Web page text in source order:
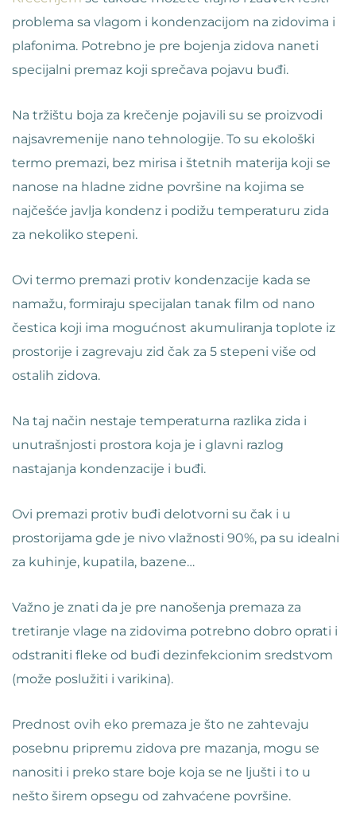
problema sa vlagom i kondenzacijom na zidovima i
plafonima. Potrebno je pre bojenja zidova naneti
specijalni premaz koji sprečava pojavu buđi.
Na tržištu boja za krečenje pojavili su se proizvodi
najsavremenije nano tehnologije. To su ekološki
termo premazi, bez mirisa i štetnih materija koji se
nanose na hladne zidne površine na kojima se
najčešće javlja kondenz i podižu temperaturu zida
za nekoliko stepeni.
Ovi termo premazi protiv kondenzacije kada se
namažu, formiraju specijalan tanak film od nano
čestica koji ima mogućnost akumuliranja toplote iz
prostorije i zagrevaju zid čak za 5 stepeni više od
ostalih zidova.
Na taj način nestaje temperaturna razlika zida i
unutrašnjosti prostora koja je i glavni razlog
nastajanja kondenzacije i buđi.
Ovi premazi protiv buđi delotvorni su čak i u
prostorijama gde je nivo vlažnosti 90%, pa su idealni
za kuhinje, kupatila, bazene…
Važno je znati da je pre nanošenja premaza za
tretiranje vlage na zidovima potrebno dobro oprati i
odstraniti fleke od buđi dezinfekcionim sredstvom
(može poslužiti i varikina).
Prednost ovih eko premaza je što ne zahtevaju
posebnu pripremu zidova pre mazanja, mogu se
nanositi i preko stare boje koja se ne ljušti i to u
nešto širem opsegu od zahvaćene površine.